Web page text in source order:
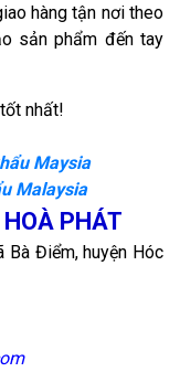
hàng tận nơi theo
sản phẩm đến tay
nhất!
Maysia
Malaysia
PHÁT
Điểm, huyện Hóc